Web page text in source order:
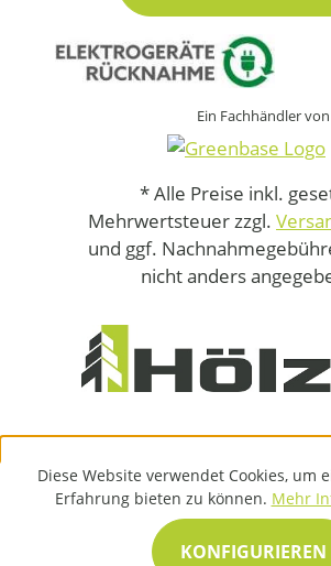
Ein Fachhändler von
* Alle Preise inkl.
Mehrwertsteuer zzgl.
und ggf.
nicht anders
Diese Website verwendet Cookies, um
Erfahrung bieten zu können. Mehr
KONFIGURIEREN